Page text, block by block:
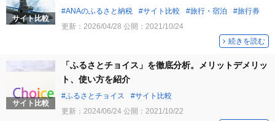
ANAのふるさと納税 サイト比較 旅行・宿泊
旅行券
更新： 2026/04/28 公開： 2021/10/24
続きを読む
サイト比較
「ふるさとチョイス」を徹底分析。メリットデメリッ
ト、使い方を紹介
ふるさとチョイス
サイト比較
更新： 2024/06/24 公開： 2021/10/22
サイト比較